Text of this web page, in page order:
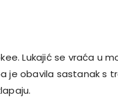
Lukajić se vraća u
je obavila sastanak s